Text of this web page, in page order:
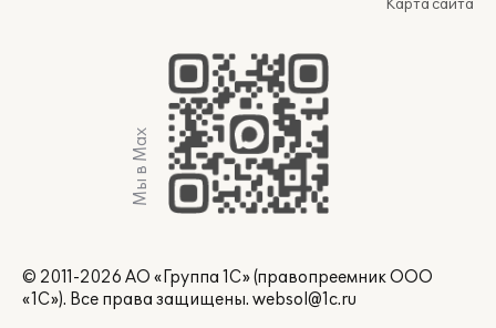
Карта сайта
Мы в Max
© 2011-2026 АО «Группа 1С» (правопреемник ООО
«1С»). Все права защищены. websol@1c.ru